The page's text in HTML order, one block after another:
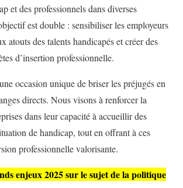
et des professionnels dans diverses
est double : sensibiliser les employeurs
atouts des talents handicapés et créer des
d’insertion professionnelle.
occasion unique de briser les préjugés en
directs. Nous visons à renforcer la
dans leur capacité à accueillir des
de handicap, tout en offrant à ces
professionnelle valorisante.
enjeux 2025 sur le sujet de la politique